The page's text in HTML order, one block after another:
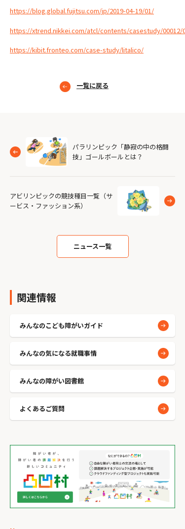
https://blog.global.fujitsu.com/jp/2019-04-19/01/
https://xtrend.nikkei.com/atcl/contents/casestudy/00012/
https://kibit.fronteo.com/case-study/litalico/
一覧に戻る
パラリンピック「静寂の中の格闘
技」ゴールボールとは？
ニュース一覧
アビリンピックの競技種目一覧（サ
ービス・ファッション系）
関連情報
みんなのこども障がいガイド
みんなの気になる就職事情
みんなの障がい図書館
よくあるご質問